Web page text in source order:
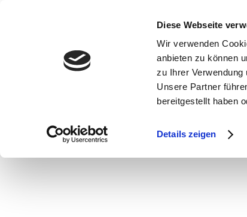
Diese Webseite
Wir verwenden
anbieten zu können
zu Ihrer
Unsere Partner
bereitgestellt haben
Details zeigen